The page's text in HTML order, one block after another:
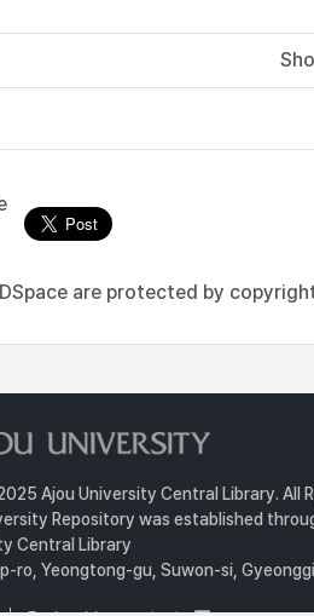
are protected by
Ajou University Central Library. All
Repository was established
Central Library
ro, Yeongtong-gu, Suwon-si,